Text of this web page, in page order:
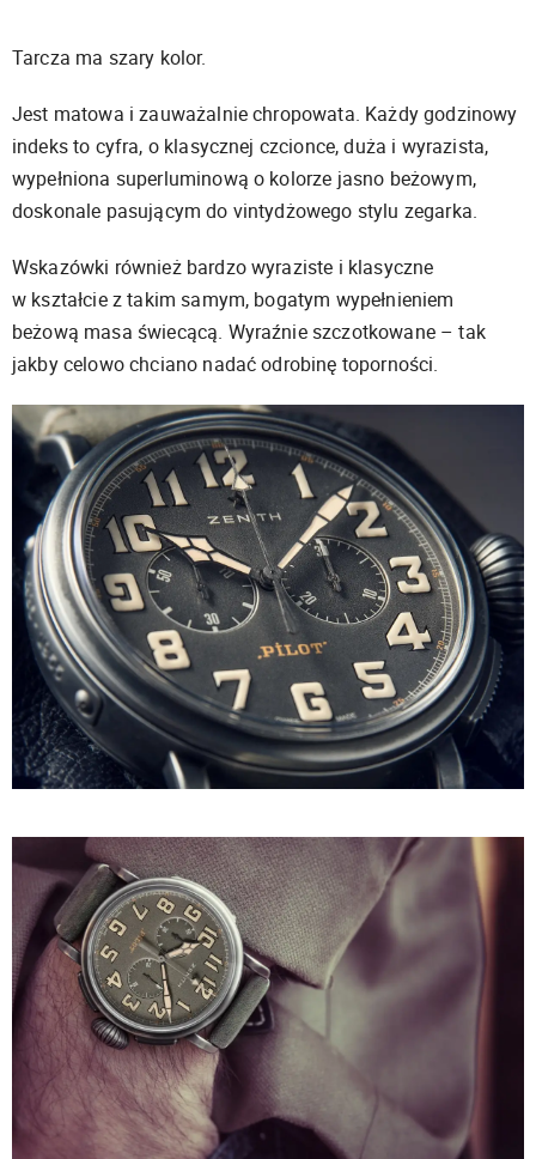
Tarcza ma szary kolor.
Jest matowa i zauważalnie chropowata. Każdy godzinowy
indeks to cyfra, o klasycznej czcionce, duża i wyrazista,
wypełniona superluminową o kolorze jasno beżowym,
doskonale pasującym do vintydżowego stylu zegarka.
Wskazówki również bardzo wyraziste i klasyczne
w kształcie z takim samym, bogatym wypełnieniem
beżową masa świecącą. Wyraźnie szczotkowane – tak
jakby celowo chciano nadać odrobinę toporności.